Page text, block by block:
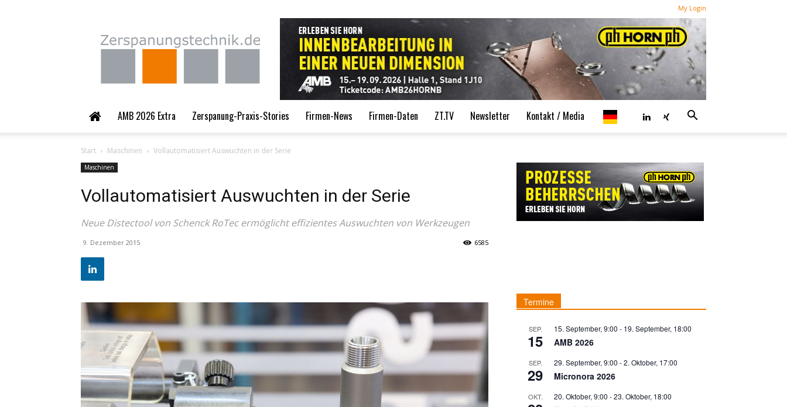
My Login
Zerspanungstechnik.de
AMB 2026 Extra Zerspanung-Praxis-Stories Firmen-News Firmen-Daten ZT.TV Newsletter Kontakt / Media
Start Maschinen Vollautomatisiert Auswuchten in der Serie
Maschinen
Vollautomatisiert Auswuchten in der Serie
Neue Distectool von Schenck RoTec ermöglicht effizientes Auswuchten von Werkzeugen
9. Dezember 2015 6585
Termine
SEP.
15
15. September, 9:00 - 19. September, 18:00
AMB 2026
SEP.
29
29. September, 9:00 -2. Oktober, 17:00
Micronora 2026
OKT. 20. Oktober, 9:00 -23. Oktober, 18:00